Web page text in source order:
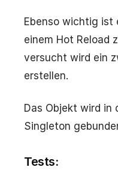
Ebenso wichtig ist
einem Hot Reload
versucht wird ein
erstellen.
Das Objekt wird in
Singleton
Tests: